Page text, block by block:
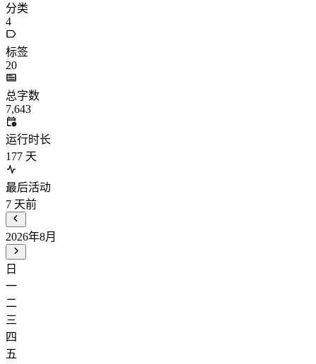
分类
4
标签
20
总字数
7,643
运行时长
177 天
最后活动
7 天前
2026年8月
日
一
二
三
四
五